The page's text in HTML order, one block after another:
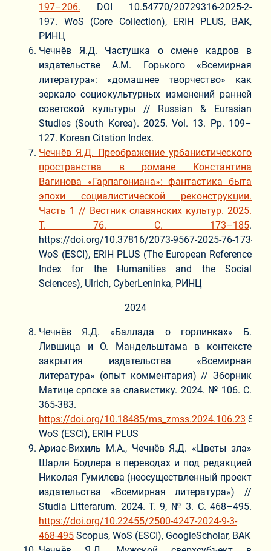
197–206. DOI 10.54770/20729316-2025-2-
197. WoS (Core Collection), ERIH PLUS, ВАК,
РИНЦ
Чечнёв Я.Д. Частушка о смене кадров в
издательстве А.М. Горького «Всемирная
литература»: «домашнее творчество» как
зеркало социокультурных изменений ранней
советской культуры // Russian & Eurasian
Studies (South Korea). 2025. Vol. 13. Pp. 109–
127. Korean Citation Index.
Чечнёв Я.Д. Преображение урбанистического
пространства в романе Константина
Вагинова «Гарпагониана»: фантастика быта
эпохи социалистической реконструкции.
Часть 1 // Вестник славянских культур. 2025.
Т. 76. С. 173–185.
https://doi.org/10.37816/
WoS (ESCI), ERIH PLUS (The European Reference
Index for the Humanities and the Social
Sciences), Ulrich, CyberLeninka, РИНЦ
2024
Чечнёв Я.Д. «Баллада о горлинках» Б.
Лившица и О. Мандельштама в контексте
закрытия издательства «Всемирная
литература» (опыт комментария) // Зборник
Матице српске за славистику. 2024. № 106. С.
365-383.
https://doi.org/10.18485/ms_zmss.2024.106.23
WoS (ESCI), ERIH PLUS
Ариас-Вихиль М.А., Чечнёв Я.Д. «Цветы зла»
Шарля Бодлера в переводах и под редакцией
Николая Гумилева (неосуществленный проект
издательства «Всемирная литература») //
Studia Litterarum. 2024. Т. 9, № 3. С. 468–495.
https://doi.org/10.22455/2500-4247-2024-9-3-
468-495 Scopus, WoS (ESCI), GoogleScholar, ВАК